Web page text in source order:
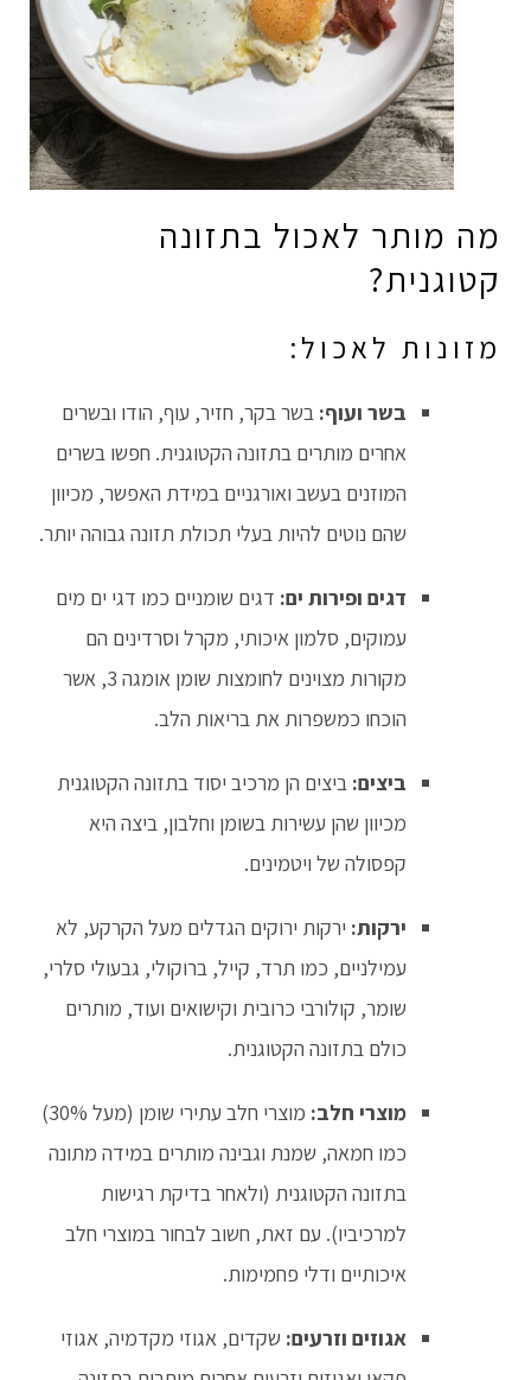
מה מותר לאכול בתזונה
קטוגנית?
מזונות לאכול:
בשר ועוף: בשר בקר, חזיר, עוף, הודו ובשרים
אחרים מותרים בתזונה הקטוגנית. חפשו בשרים
המוזנים בעשב ואורגניים במידת האפשר, מכיוון
שהם נוטים להיות בעלי תכולת תזונה גבוהה יותר.
דגים ופירות ים: דגים שומניים כמו דגי ים מים
עמוקים, סלמון איכותי, מקרל וסרדינים הם
מקורות מצוינים לחומצות שומן אומגה 3, אשר
הוכחו כמשפרות את בריאות הלב.
ביצים: ביצים הן מרכיב יסוד בתזונה הקטוגנית
מכיוון שהן עשירות בשומן וחלבון, ביצה היא
קפסולה של ויטמינים.
ירקות: ירקות ירוקים הגדלים מעל הקרקע, לא
עמילניים, כמו תרד, קייל, ברוקולי, גבעולי סלרי,
שומר, קולורבי כרובית וקישואים ועוד, מותרים
כולם בתזונה הקטוגנית.
מוצרי חלב:
מוצרי חלב עתירי שומן (מעל 30%)
כמו חמאה, שמנת וגבינה מותרים במידה מתונה
בתזונה הקטוגנית (ולאחר בדיקת רגישות
למרכיביו). עם זאת, חשוב לבחור במוצרי חלב
איכותיים ודלי פחמימות.
אגוזים וזרעים: שקדים, אגוזי מקדמיה, אגוזי